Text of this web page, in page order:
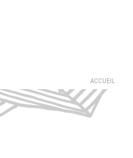
ACCUEIL